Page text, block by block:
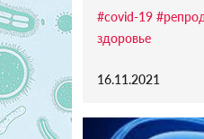
#covid-19
здоровье
16.11.2021